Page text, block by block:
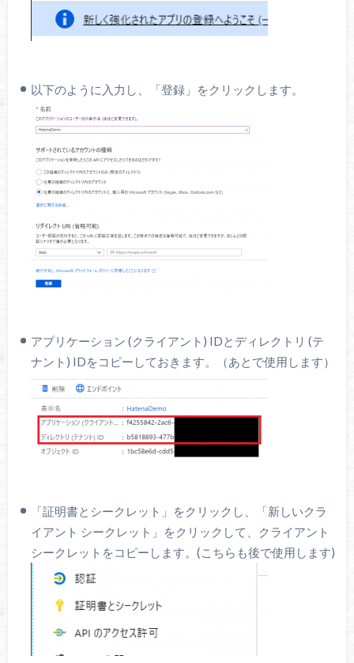
以下のように入力し、「登録」をクリックします。
アプリケーション (クライアント) IDとディレクトリ (テ
ナント) IDをコピーしておきます。（あとで使用します）
「証明書とシークレット」をクリックし、「新しいクラ
イアント シークレット」をクリックして、クライアント
シークレットをコピーします。(こちらも後で使用します)